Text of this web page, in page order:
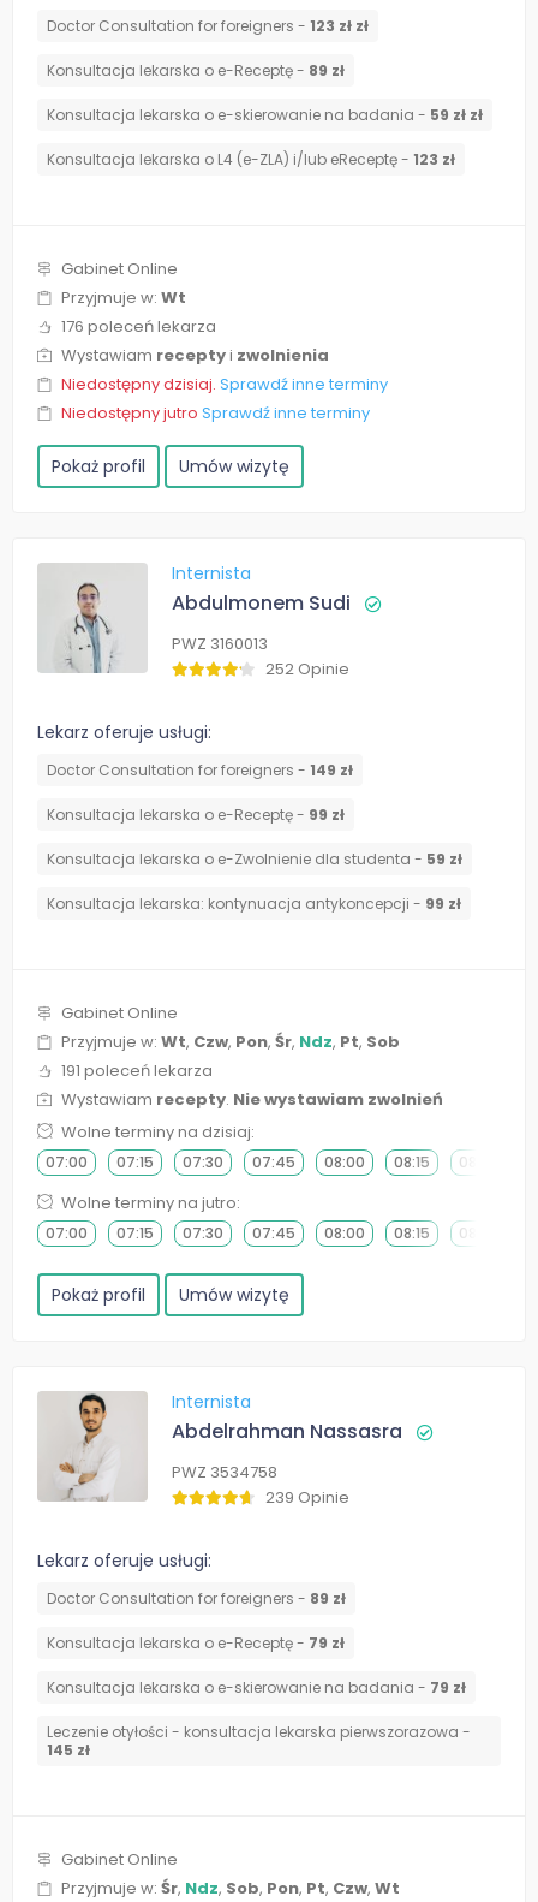
Doctor Consultation for foreigners - 123 zł zł
Konsultacja lekarska o e-Receptę - 89 zł
Konsultacja lekarska o e-skierowanie na badania - 59 zł zł
Konsultacja lekarska o L4 (e-ZLA) i/lub eReceptę - 123 zł
Gabinet Online
Przyjmuje w: Wt
176 poleceń lekarza
Wystawiam receptyi zwolnienia
Niedostępny dzisiaj. Sprawdź inne terminy
Niedostępny jutro Sprawdź inne terminy
Pokaż profil Umów wizytę
Internista
Abdulmonem Sudi
PWZ 3160013
252 Opinie
Lekarz oferuje usługi:
Doctor Consultation for foreigners - 149 zł
Konsultacja lekarska o e-Receptę - 99 zł
Konsultacja lekarska o e-Zwolnienie dla studenta - 59 zł
⁠Konsultacja lekarska: kontynuacja antykoncepcji - 99 zł
Gabinet Online
Przyjmuje w: Wt, Czw, Pon, Śr, Ndz, Pt, Sob
191 poleceń lekarza
Wystawiam recepty. Nie wystawiam zwolnień
Wolne terminy na dzisiaj:
07:00 07:15 07:30 07:45 08:00 08:15 08:30
Wolne terminy na jutro:
07:00 07:15 07:30 07:45 08:00 08:15 08:30
Pokaż profil Umów wizytę
Internista
Abdelrahman Nassasra
PWZ 3534758
239 Opinie
Lekarz oferuje usługi:
Doctor Consultation for foreigners - 89 zł
Konsultacja lekarska o e-Receptę - 79 zł
Konsultacja lekarska o e-skierowanie na badania - 79 zł
Leczenie otyłości - konsultacja lekarska pierwszorazowa -
145 zł
Gabinet Online
Przyjmuje w: Śr, Ndz, Sob, Pon, Pt, Czw, Wt